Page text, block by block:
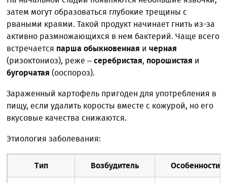
затем могут образоваться глубокие трещины с
рваными краями. Такой продукт начинает гнить из-за
активно размножающихся в нем бактерий. Чаще всего
встречается парша обыкновенная ичерная
(ризоктониоз), реже –серебристая, порошистая и
бугорчатая (ооспороз).
Зараженный картофель пригоден для употребления в
пищу, если удалить коросты вместе с кожурой, но его
вкусовые качества снижаются.
Этиология заболевания:
Тип Возбудитель Особенности